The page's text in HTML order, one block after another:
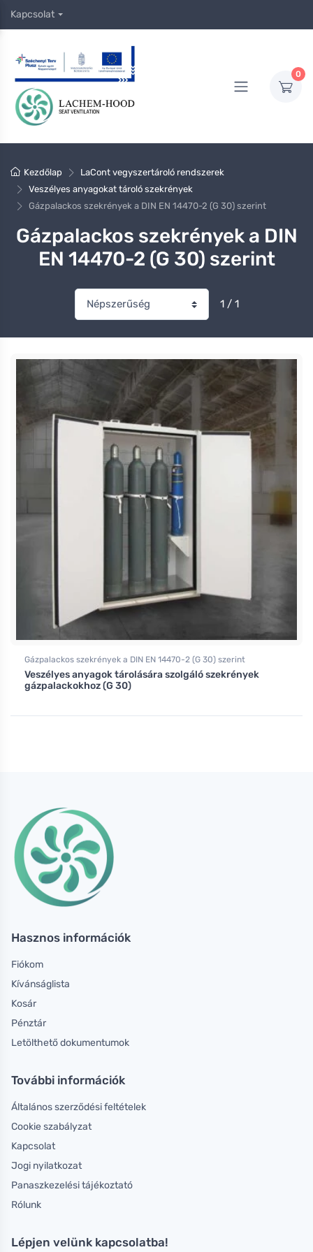
Kapcsolat
0
Kezdőlap
LaCont vegyszertároló rendszerek
Veszélyes anyagokat tároló szekrények
Gázpalackos szekrények a DIN EN 14470-2 (G 30) szerint
Gázpalackos szekrények a DIN
EN 14470-2 (G 30) szerint
1 / 1
Gázpalackos szekrények a DIN EN 14470-2 (G 30) szerint
Veszélyes anyagok tárolására szolgáló szekrények
gázpalackokhoz (G 30)
Hasznos információk
Fiókom
Kívánságlista
Kosár
Pénztár
Letölthető dokumentumok
További információk
Általános szerződési feltételek
Cookie szabályzat
Kapcsolat
Jogi nyilatkozat
Panaszkezelési tájékoztató
Rólunk
Lépjen velünk kapcsolatba!